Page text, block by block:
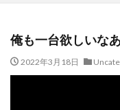
俺も一台欲しいな
2022年3月18日